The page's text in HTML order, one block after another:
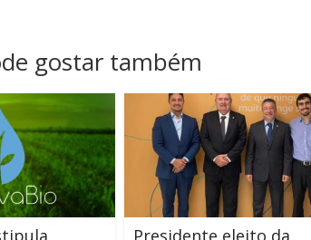
gostar também
Presidente eleito da